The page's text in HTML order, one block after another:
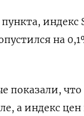
индекс
на
показали, что
а индекс цен